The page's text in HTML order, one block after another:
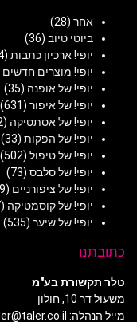
אחר (28)
ביוטי טיוב (36)
יופי! ארכיון כתבות (954)
יופי! מוצרים חדשים
יופי! של אופנה (35)
יופי! של איפור (631)
יופי! של אסתטיקה (502)
יופי! של הפקות (33)
יופי! של טיפול (502)
יופי! של סלבס (73)
יופי! של ציפורניים (259)
יופי! של קוסמטיקה (547)
יופי! של שיער (535)
כתובתנו
טלר תקשורת בע"מ
משעול דר 10, חולון
מייל הנהלה: taler@taler.co.il